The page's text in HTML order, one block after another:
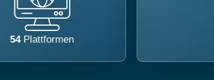
54 Plattformen